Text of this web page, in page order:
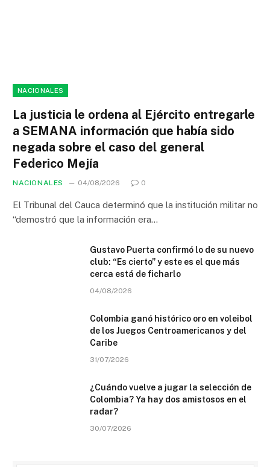
NACIONALES
La justicia le ordena al Ejército entregarle
a SEMANA información que había sido
negada sobre el caso del general
Federico Mejía
NACIONALES 04/08/2026 0
El Tribunal del Cauca determinó que la institución militar no
“demostró que la información era…
Gustavo Puerta confirmó lo de su nuevo
club: “Es cierto” y este es el que más
cerca está de ficharlo
04/08/2026
Colombia ganó histórico oro en voleibol
de los Juegos Centroamericanos y del
Caribe
31/07/2026
¿Cuándo vuelve a jugar la selección de
Colombia? Ya hay dos amistosos en el
radar?
30/07/2026